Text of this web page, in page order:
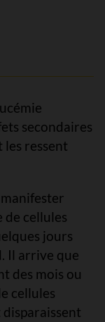
secondaires
les ressent
de cellules
jours
Il arrive que
des mois ou
cellules